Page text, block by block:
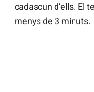
cadascun d’ells. El
menys de 3 minuts.